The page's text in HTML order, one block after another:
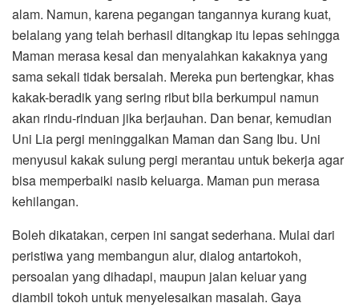
alam. Namun, karena pegangan tangannya kurang kuat,
belalang yang telah berhasil ditangkap itu lepas sehingga
Maman merasa kesal dan menyalahkan kakaknya yang
sama sekali tidak bersalah. Mereka pun bertengkar, khas
kakak-beradik yang sering ribut bila berkumpul namun
akan rindu-rinduan jika berjauhan. Dan benar, kemudian
Uni Lia pergi meninggalkan Maman dan Sang Ibu. Uni
menyusul kakak sulung pergi merantau untuk bekerja agar
bisa memperbaiki nasib keluarga. Maman pun merasa
kehilangan.
Boleh dikatakan, cerpen ini sangat sederhana. Mulai dari
peristiwa yang membangun alur, dialog antartokoh,
persoalan yang dihadapi, maupun jalan keluar yang
diambil tokoh untuk menyelesaikan masalah. Gaya